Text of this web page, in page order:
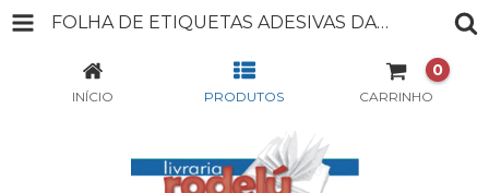
FOLHA DE ETIQUETAS ADESIVAS DAS BOQUINHAS
INÍCIO PRODUTOS CARRINHO
0